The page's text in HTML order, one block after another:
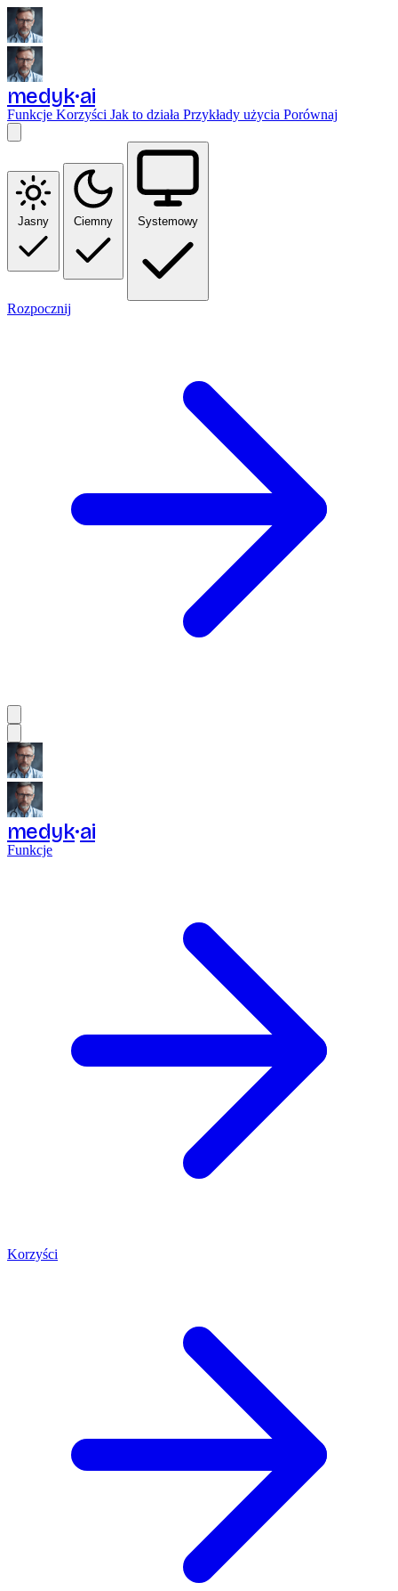
medyk ai
Funkcje Korzyści Jak to działa Przykłady użycia Porównaj
Jasny Ciemny Systemowy
Rozpocznij
medyk ai
Funkcje
Korzyści